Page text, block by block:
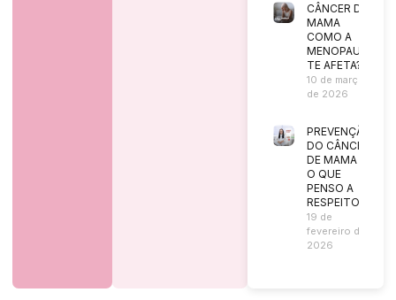
CÂNCER DE
MAMA
COMO A
MENOPAUSA
TE AFETA?
10 de março
de 2026
PREVENÇÃO
DO CÂNCER
DE MAMA |
O QUE
PENSO A
RESPEITO?
19 de
fevereiro de
2026